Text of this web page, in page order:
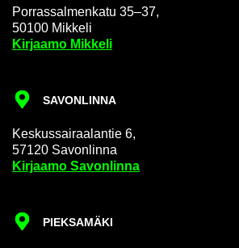
Por­ras­sal­men­ka­tu 35–37,
50100 Mik­ke­li
Kir­jaa­mo Mik­ke­li
SA­VON­LIN­NA
Kes­kus­sai­raa­lan­tie 6,
57120 Sa­von­lin­na
Kir­jaa­mo Sa­von­lin­na
PIEK­SA­MÄ­KI